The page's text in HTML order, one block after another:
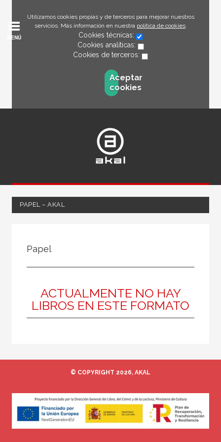
Utilizamos cookies propias y de terceros para mejorar nuestros
servicios. Más información en nuestra política de cookies.
Cookies técnicas:
Cookies analíticas:
Cookies de terceros:
Aceptar
cookies
MENÚ
PAPEL – AKAL
Ciencias humanas y sociales
Arquitectura
Tecnología arquitectónica
Jardinería y paisaje
Papel
ACTUALMENTE NO HAY
LIBROS EN ESTE FORMATO
© COPYRIGHT 2026, AKAL